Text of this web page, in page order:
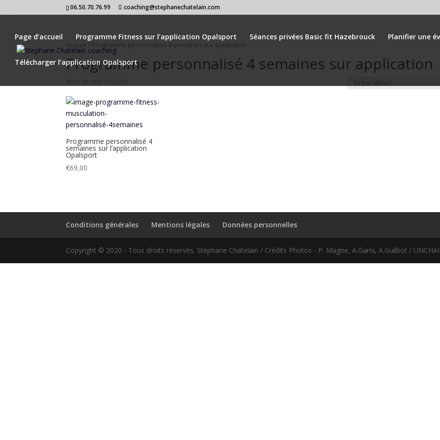
06.50.70.76.99 coaching@stephanechatelain.com
Page d’accueil Programme Fitness sur l’application Opalsport Séances privées Basic fit Hazebrouck Planifier une
Télécharger l’application Opalsport
Accueil / Programme personnalisé 4 semaines sur application
Programme personnalisé 4 semaines sur application
Programme personnalisé 4
semaines sur l’application
Opalsport
€69,00
Conditions générales Mentions légales Données personnelles
Copyright © 2020 - Tous droits réservés. Stéphane Chatelain / Crédits Photos - P. Magne, A.Garni, A.Guilbot /